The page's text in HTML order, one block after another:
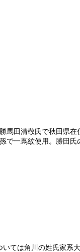
田清敬氏で秋田県在
一蔦紋使用。勝田氏
ては角川の姓氏家系大